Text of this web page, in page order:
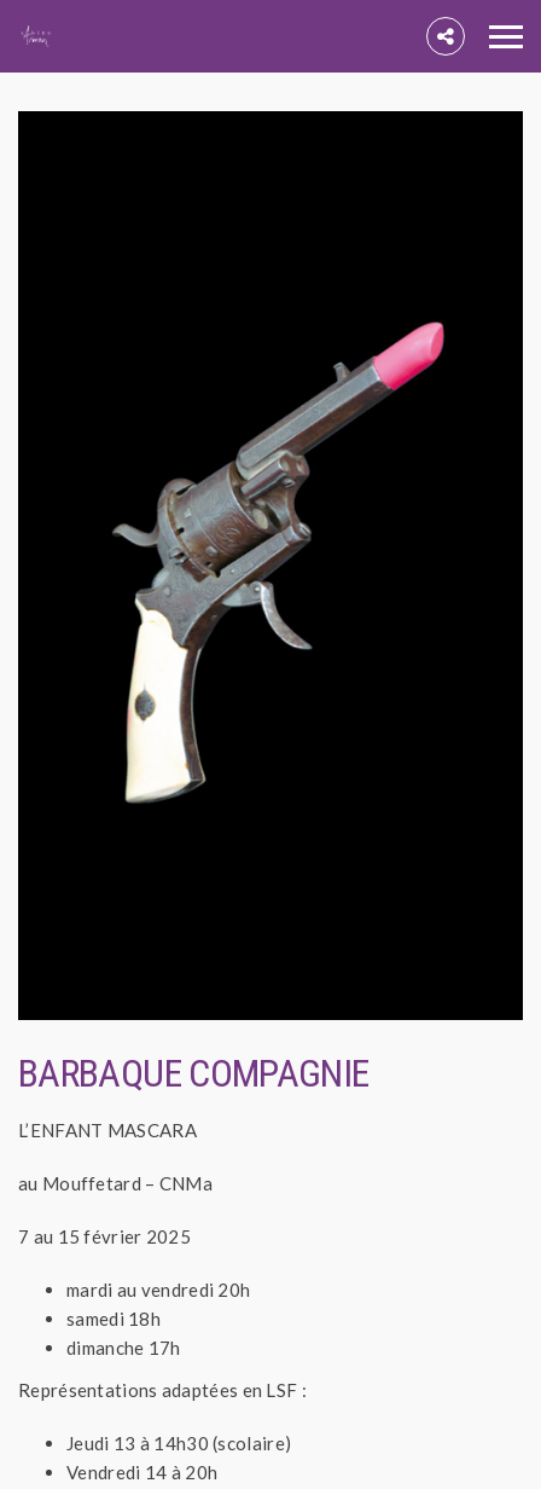
BARBAQUE COMPAGNIE
L’ENFANT MASCARA
au Mouffetard – CNMa
7 au 15 février 2025
mardi au vendredi 20h
samedi 18h
dimanche 17h
Représentations adaptées en LSF :
Jeudi 13 à 14h30 (scolaire)
Vendredi 14 à 20h